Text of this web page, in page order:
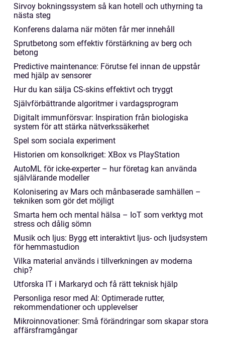
Sirvoy bokningssystem så kan hotell och uthyrning ta
nästa steg
Konferens dalarna när möten får mer innehåll
Sprutbetong som effektiv förstärkning av berg och
betong
Predictive maintenance: Förutse fel innan de uppstår
med hjälp av sensorer
Hur du kan sälja CS-skins effektivt och tryggt
Självförbättrande algoritmer i vardagsprogram
Digitalt immunförsvar: Inspiration från biologiska
system för att stärka nätverkssäkerhet
Spel som sociala experiment
Historien om konsolkriget: XBox vs PlayStation
AutoML för icke-experter – hur företag kan använda
självlärande modeller
Kolonisering av Mars och månbaserade samhällen –
tekniken som gör det möjligt
Smarta hem och mental hälsa – IoT som verktyg mot
stress och dålig sömn
Musik och ljus: Bygg ett interaktivt ljus- och ljudsystem
för hemmastudion
Vilka material används i tillverkningen av moderna
chip?
Utforska IT i Markaryd och få rätt teknisk hjälp
Personliga resor med AI: Optimerade rutter,
rekommendationer och upplevelser
Mikroinnovationer: Små förändringar som skapar stora
affärsframgångar